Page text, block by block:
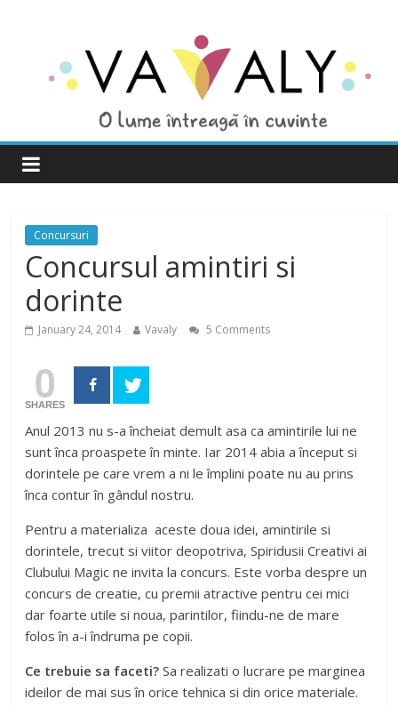
Concursuri
Concursul amintiri si
dorinte
January 24, 2014 Vavaly 5 Comments
0
SHARES
Anul 2013 nu s-a încheiat demult asa ca amintirile lui ne
sunt înca proaspete în minte. Iar 2014 abia a început si
dorintele pe care vrem a ni le împlini poate nu au prins
înca contur în gândul nostru.
Pentru a materializa aceste doua idei, amintirile si
dorintele, trecut si viitor deopotriva, Spiridusii Creativi ai
Clubului Magic ne invita la concurs. Este vorba despre un
concurs de creatie, cu premii atractive pentru cei mici
dar foarte utile si noua, parintilor, fiindu-ne de mare
folos în a-i îndruma pe copii.
Ce trebuie sa faceti? Sa realizati o lucrare pe marginea
ideilor de mai sus în orice tehnica si din orice materiale.